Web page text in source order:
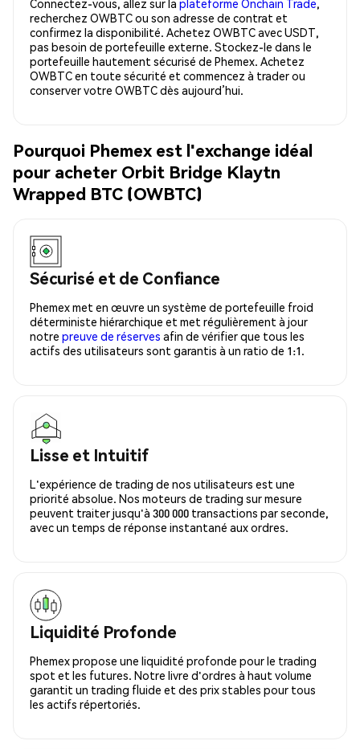
Connectez-vous, allez sur la plateforme Onchain Trade,
recherchez OWBTC ou son adresse de contrat et
confirmez la disponibilité. Achetez OWBTC avec USDT,
pas besoin de portefeuille externe. Stockez-le dans le
portefeuille hautement sécurisé de Phemex. Achetez
OWBTC en toute sécurité et commencez à trader ou
conserver votre OWBTC dès aujourd’hui.
Pourquoi Phemex est l'exchange idéal
pour acheter Orbit Bridge Klaytn
Wrapped BTC (OWBTC)
Sécurisé et de Confiance
Phemex met en œuvre un système de portefeuille froid
déterministe hiérarchique et met régulièrement à jour
notre preuve de réserves afin de vérifier que tous les
actifs des utilisateurs sont garantis à un ratio de 1:1.
Lisse et Intuitif
L'expérience de trading de nos utilisateurs est une
priorité absolue. Nos moteurs de trading sur mesure
peuvent traiter jusqu'à 300 000 transactions par seconde,
avec un temps de réponse instantané aux ordres.
Liquidité Profonde
Phemex propose une liquidité profonde pour le trading
spot et les futures. Notre livre d'ordres à haut volume
garantit un trading fluide et des prix stables pour tous
les actifs répertoriés.